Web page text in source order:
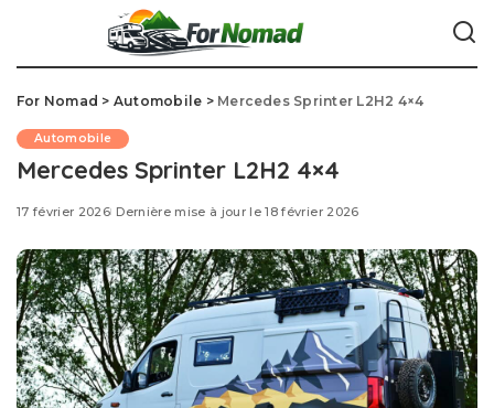
For Nomad > Automobile > Mercedes Sprinter L2H2 4×4
Automobile
Mercedes Sprinter L2H2 4×4
17 février 2026 Dernière mise à jour le 18 février 2026